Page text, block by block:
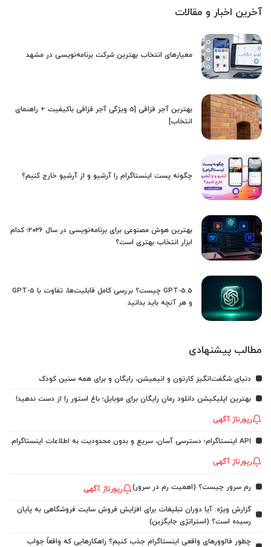
آخرین اخبار و مقالات
معیارهای انتخاب بهترین شرکت برنامه‌نویسی در مشهد
بهترین آجر قزاقی [5 ویژگی آجر قزاقی باکیفیت + راهنمای
انتخاب]
چگونه پست اینستاگرام را آرشیو و از آرشیو خارج کنیم؟
بهترین هوش مصنوعی برای برنامه‌نویسی در سال ۲۰۲۶؛ کدام
ابزار انتخاب بهتری است؟
GPT-5.5 چیست؟ بررسی کامل قابلیت‌ها، تفاوت با GPT-5
و هر آنچه باید بدانید
مطالب پیشنهادی
دنیای شگفت‌انگیز کارتون و انیمیشن، رایگان و برای همه سنین کودک
بهترین اپلیکیشن دانلود رمان رایگان برای موبایل؛ باغ استور را از دست ندهید!
رپورتاژ آگهی
API اینستاگرام؛ دسترسی آسان، سریع و بدون محدودیت به اطلاعات اینستاگرام
رپورتاژ آگهی
رم سرور چیست؟ (اهمیت رم در سرور) رپورتاژ آگهی
گزارش ویژه: آیا دوران تبلیغات برای افزایش فروش سایت فروشگاهی به پایان
رسیده است؟ (استراتژی جایگزین)
چطور فالوورهای واقعی اینستاگرام جذب کنیم؟ راهکارهایی که واقعاً جواب